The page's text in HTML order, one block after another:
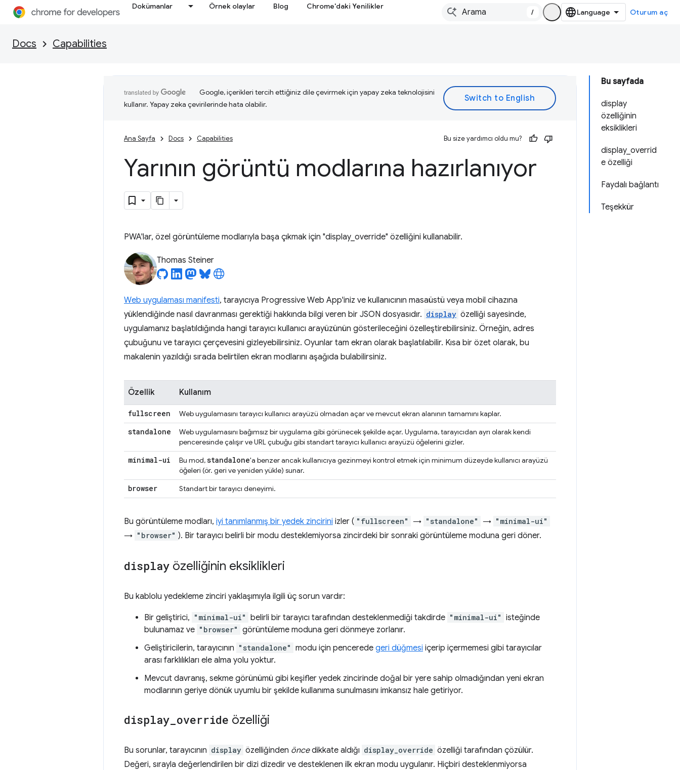
Dokümanlar Örnek olaylar Blog Chrome'daki Yenilikler
/ Oturum aç
Docs Capabilities
Bu sayfada
display
özelliğinin
eksiklikleri
display_overrid
e özelliği
Faydalı bağlantı
Teşekkür
Google, içerikleri tercih ettiğiniz dile çevirmek için yapay zeka teknolojisini
kullanır. Yapay zeka çevirilerinde hata olabilir.
Ana Sayfa Docs Capabilities Bu size yardımcı oldu mu?
Yarının görüntü modlarına hazırlanıyor
PWA'lar, özel görüntüleme modlarıyla başa çıkmak için "display_override" özelliğini kullanabilir.
Thomas Steiner
Web uygulaması manifesti, tarayıcıya Progressive Web App'iniz ve kullanıcının masaüstü veya mobil cihazına
yüklendiğinde nasıl davranması gerektiği hakkında bilgi veren bir JSON dosyasıdır. display özelliği sayesinde,
uygulamanız başlatıldığında hangi tarayıcı kullanıcı arayüzünün gösterileceğini özelleştirebilirsiniz. Örneğin, adres
çubuğunu ve tarayıcı çerçevesini gizleyebilirsiniz. Oyunlar tam ekran olarak başlatılabilir. Kısa bir özet olarak, bu
makalenin yazıldığı sırada belirtilen ekran modlarını aşağıda bulabilirsiniz.
Özellik Kullanım
fullscreen Web uygulamasını tarayıcı kullanıcı arayüzü olmadan açar ve mevcut ekran alanının tamamını kaplar.
standalone
Web uygulamasını bağımsız bir uygulama gibi görünecek şekilde açar. Uygulama, tarayıcıdan ayrı olarak kendi
penceresinde çalışır ve URL çubuğu gibi standart tarayıcı kullanıcı arayüzü öğelerini gizler.
minimal-ui Bu mod,standalone'a benzer ancak kullanıcıya gezinmeyi kontrol etmek için minimum düzeyde kullanıcı arayüzü
öğeleri (ör. geri ve yeniden yükle) sunar.
browser Standart bir tarayıcı deneyimi.
Bu görüntüleme modları, iyi tanımlanmış bir yedek zincirini izler ( "fullscreen" → "standalone" → "minimal-ui"
→ "browser" ). Bir tarayıcı belirli bir modu desteklemiyorsa zincirdeki bir sonraki görüntüleme moduna geri döner.
display özelliğinin eksiklikleri
Bu kablolu yedekleme zinciri yaklaşımıyla ilgili üç sorun vardır:
Bir geliştirici, "minimal-ui" belirli bir tarayıcı tarafından desteklenmediği takdirde "minimal-ui" isteğinde
bulunamaz ve "browser" görüntüleme moduna geri dönmeye zorlanır.
Geliştiricilerin, tarayıcının "standalone" modu için pencerede geri düğmesi içerip içermemesi gibi tarayıcılar
arası farklılıkları ele alma yolu yoktur.
Mevcut davranış, sekme görünümü gibi keşifler yedek zincirinde doğal bir yere sahip olmadığından yeni ekran
modlarının geriye dönük uyumlu bir şekilde kullanıma sunulmasını imkansız hale getiriyor.
display override özelliği
Bu sorunlar, tarayıcının display özelliğinden öncedikkate aldığı display_override özelliği tarafından çözülür.
Değeri, sırayla değerlendirilen bir dizi dizedir ve desteklenen ilk ekran modu uygulanır. Hiçbiri desteklenmiyorsa